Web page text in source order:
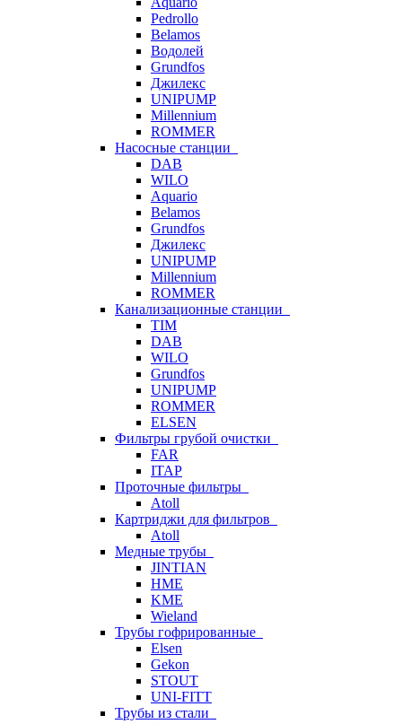
Pedrollo
Belamos
Водолей
Grundfos
Джилекс
UNIPUMP
Millennium
ROMMER
Насосные станции
DAB
WILO
Aquario
Belamos
Grundfos
Джилекс
UNIPUMP
Millennium
ROMMER
Канализационные станции
TIM
DAB
WILO
Grundfos
UNIPUMP
ROMMER
ELSEN
Фильтры грубой очистки
FAR
ITAP
Проточные фильтры
Atoll
Картриджи для фильтров
Atoll
Медные трубы
JINTIAN
HME
KME
Wieland
Трубы гофрированные
Elsen
Gekon
STOUT
UNI-FITT
Трубы из стали